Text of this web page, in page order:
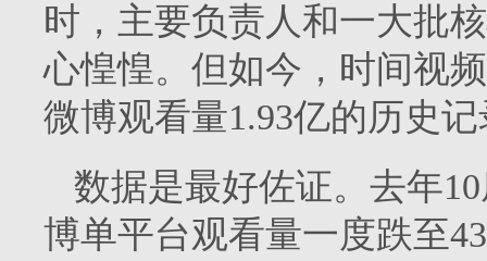
时，主要负责人和一大批
心惶惶。但如今，时间视
微博观看量1.93亿的历史
数据是最好佐证。去年
博单平台观看量一度跌至